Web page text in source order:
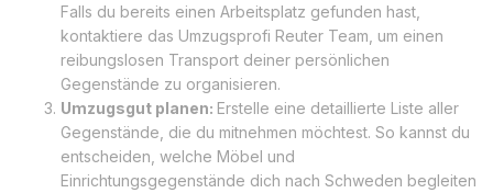
Falls du bereits einen Arbeitsplatz gefunden hast,
kontaktiere das Umzugsprofi Reuter Team, um einen
reibungslosen Transport deiner persönlichen
Gegenstände zu organisieren.
Umzugsgut planen: Erstelle eine detaillierte Liste aller
Gegenstände, die du mitnehmen möchtest. So kannst du
entscheiden, welche Möbel und
Einrichtungsgegenstände dich nach Schweden begleiten